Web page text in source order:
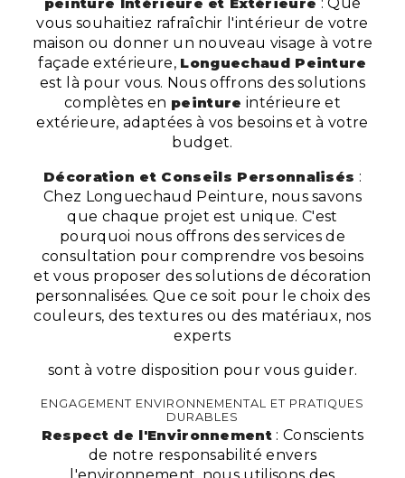
vous souhaitiez rafraîchir l'intérieur de votre
maison ou donner un nouveau visage à votre
façade extérieure, Longuechaud Peinture
est là pour vous. Nous offrons des solutions
complètes en peinture intérieure et
extérieure, adaptées à vos besoins et à votre
budget.
Décoration et Conseils Personnalisés :
Chez Longuechaud Peinture, nous savons
que chaque projet est unique. C'est
pourquoi nous offrons des services de
consultation pour comprendre vos besoins
et vous proposer des solutions de décoration
personnalisées. Que ce soit pour le choix des
couleurs, des textures ou des matériaux, nos
experts
sont à votre disposition pour vous guider.
ENGAGEMENT ENVIRONNEMENTAL ET PRATIQUES
DURABLES
Respect de l'Environnement : Conscients
de notre responsabilité envers